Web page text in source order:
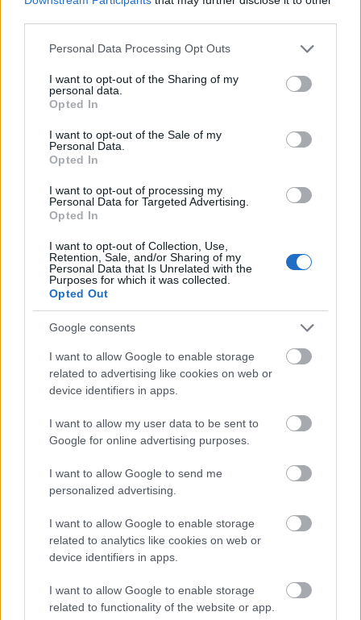
Please note that this website/app uses one or more Google
not limited to your visit or usage behaviour. You may click to
grant or deny consent to Google and its third-party tags to
use your data for below specified purposes in below Google
consent section.
Personal Data Processing Opt Outs
I want to opt-out of the Sharing of my
personal data.
Opted In
I want to opt-out of the Sale of my
Personal Data.
Opted In
I want to opt-out of processing my
Personal Data for Targeted Advertising.
Opted In
I want to opt-out of Collection, Use,
Retention, Sale, and/or Sharing of my
Personal Data that Is Unrelated with the
Purposes for which it was collected.
Opted Out
Google consents
I want to allow Google to enable storage
related to advertising like cookies on web or
device identifiers in apps.
I want to allow my user data to be sent to
Google for online advertising purposes.
I want to allow Google to send me
personalized advertising.
I want to allow Google to enable storage
related to analytics like cookies on web or
device identifiers in apps.
I want to allow Google to enable storage
related to functionality of the website or app.
paksi atomerőmű Paks II Paks II. Atomerőmű Zrt.
Paks II.: Mit jelent az 5. blokk új mérföldköve a
felülvizsgálat árnyékában?
Megkezdődött az 5. blokk reaktorépületének alaplemez-
hogy a megváltozott gazdasági és geopolitikai környezetben
milyen feltételek mellett érdemes továbbvinni Magyarország
egyik legnagyobb beruházását.
Elkészült a Liszt Ferenc repülőtér
közelében lévő logisztikai bázis út- és
Látlelet a hazai víziközművekről?
Egyetlen, fél évszázados vezetéken
múlt Bicske vízellátása
Épített öröksége megújításával is készül